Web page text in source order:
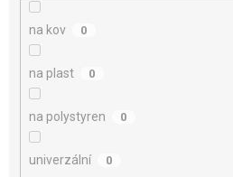
na kov 0
na plast 0
na polystyren 0
univerzální 0